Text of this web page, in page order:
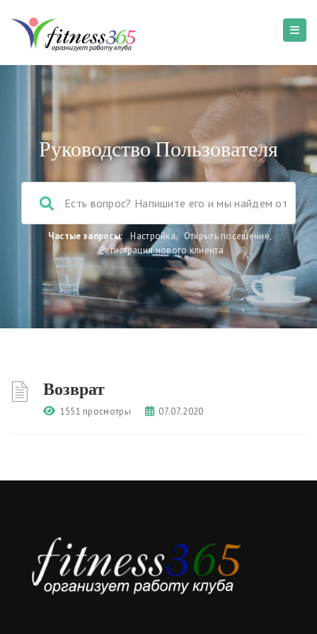
Руководство Пользователя
Частые запросы: Настройка, Открыть посещение,
Регистрация нового клиента
Возврат
1551 просмотры 07.07.2020